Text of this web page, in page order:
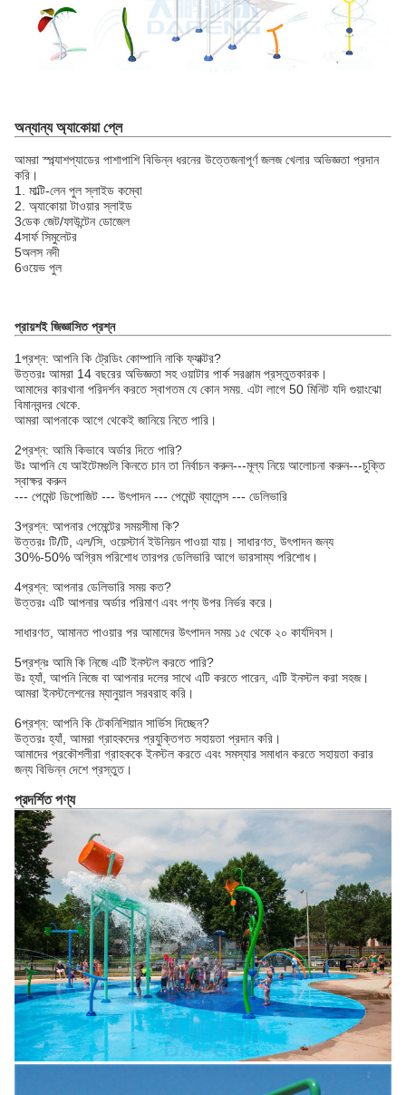
অন্যান্য অ্যাকোয়া প্লে
আমরা স্প্ল্যাশপ্যাডের পাশাপাশি বিভিন্ন ধরনের উত্তেজনাপূর্ণ জলজ খেলার অভিজ্ঞতা প্রদান
করি।
1. মাল্টি-লেন পুল স্লাইড কম্বো
2. অ্যাকোয়া টাওয়ার স্লাইড
3ডেক জেট/ফাউন্টেন ডোজেল
4সার্ফ সিমুলেটর
5অলস নদী
6ওয়েভ পুল
প্রায়শই জিজ্ঞাসিত প্রশ্ন
1প্রশ্ন: আপনি কি ট্রেডিং কোম্পানি নাকি ফ্যাক্টর?
উত্তরঃ আমরা 14 বছরের অভিজ্ঞতা সহ ওয়াটার পার্ক সরঞ্জাম প্রস্তুতকারক।
আমাদের কারখানা পরিদর্শন করতে স্বাগতম যে কোন সময়. এটা লাগে 50 মিনিট যদি গুয়াংঝো
বিমানবন্দর থেকে.
আমরা আপনাকে আগে থেকেই জানিয়ে নিতে পারি।
2প্রশ্ন: আমি কিভাবে অর্ডার দিতে পারি?
উঃ আপনি যে আইটেমগুলি কিনতে চান তা নির্বাচন করুন---মূল্য নিয়ে আলোচনা করুন---চুক্তি
স্বাক্ষর করুন
--- পেমেন্ট ডিপোজিট --- উৎপাদন --- পেমেন্ট ব্যালেন্স --- ডেলিভারি
3প্রশ্ন: আপনার পেমেন্টের সময়সীমা কি?
উত্তরঃ টি/টি, এল/সি, ওয়েস্টার্ন ইউনিয়ন পাওয়া যায়। সাধারণত, উৎপাদন জন্য
30%-50% অগ্রিম পরিশোধ তারপর ডেলিভারি আগে ভারসাম্য পরিশোধ।
4প্রশ্ন: আপনার ডেলিভারি সময় কত?
উত্তরঃ এটি আপনার অর্ডার পরিমাণ এবং পণ্য উপর নির্ভর করে।
সাধারণত, আমানত পাওয়ার পর আমাদের উৎপাদন সময় ১৫ থেকে ২০ কার্যদিবস।
5প্রশ্নঃ আমি কি নিজে এটি ইনস্টল করতে পারি?
উঃ হ্যাঁ, আপনি নিজে বা আপনার দলের সাথে এটি করতে পারেন, এটি ইনস্টল করা সহজ।
আমরা ইনস্টলেশনের ম্যানুয়াল সরবরাহ করি।
6প্রশ্ন: আপনি কি টেকনিশিয়ান সার্ভিস দিচ্ছেন?
উত্তরঃ হ্যাঁ, আমরা গ্রাহকদের প্রযুক্তিগত সহায়তা প্রদান করি।
আমাদের প্রকৌশলীরা গ্রাহককে ইনস্টল করতে এবং সমস্যার সমাধান করতে সহায়তা করার
জন্য বিভিন্ন দেশে প্রস্তুত।
প্রদর্শিত পণ্য